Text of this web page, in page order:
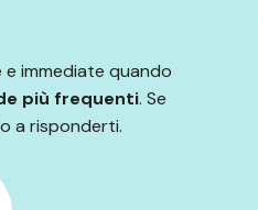
immediate quando
più frequenti. Se
a risponderti.